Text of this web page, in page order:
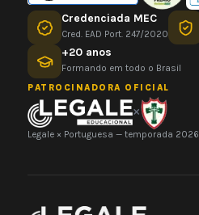
Credenciada MEC
Cred. EAD Port. 247/2020
+20 anos
Formando em todo o Brasil
PATROCINADORA OFICIAL
×
Legale × Portuguesa — temporada 2026